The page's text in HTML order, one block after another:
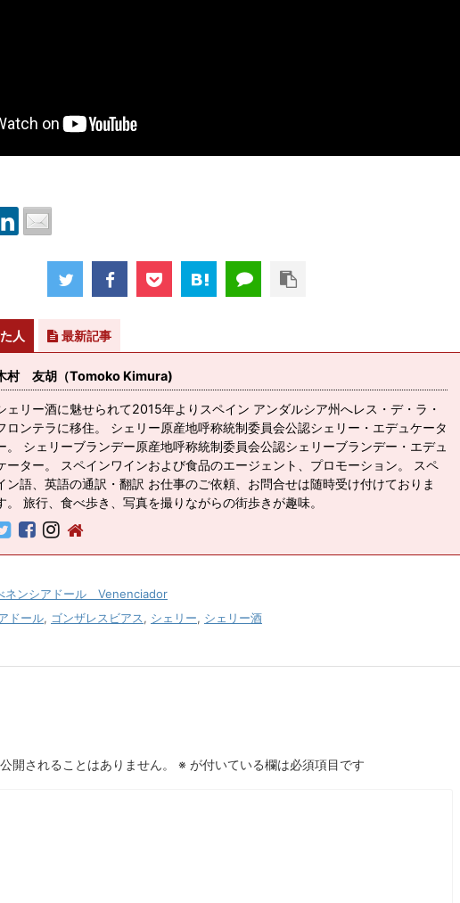
人 最新記事
村 友胡（Tomoko Kimura)
ェリー酒に魅せられて2015年よりスペイン アンダルシア州へレス・デ・ラ・
ロンテラに移住。 シェリー原産地呼称統制委員会公認シェリー・エデュケータ
。 シェリーブランデー原産地呼称統制委員会公認シェリーブランデー・エデュ
ーター。 スペインワインおよび食品のエージェント、プロモーション。 スペ
ン語、英語の通訳・翻訳 お仕事のご依頼、お問合せは随時受け付けておりま
。 旅行、食べ歩き、写真を撮りながらの街歩きが趣味。
ネンシアドール Venenciador
ドール, ゴンザレスビアス, シェリー, シェリー酒
開されることはありません。 ※ が付いている欄は必須項目です